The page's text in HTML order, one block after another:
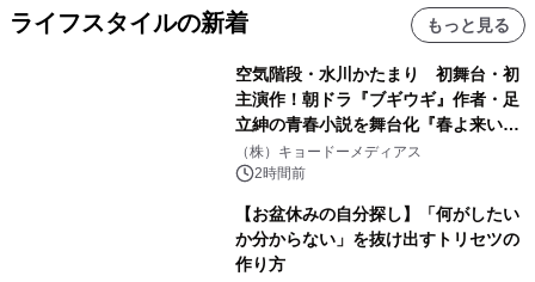
ライフスタイルの新着 もっと見る
空気階段・水川かたまり 初舞台・初
主演作！朝ドラ『ブギウギ』作者・足
立紳の青春小説を舞台化『春よ来い、
マジで来い』キービジュアル解禁！
（株）キョードーメディアス
2時間前
【お盆休みの自分探し】「何がしたい
か分からない」を抜け出すトリセツの
作り方